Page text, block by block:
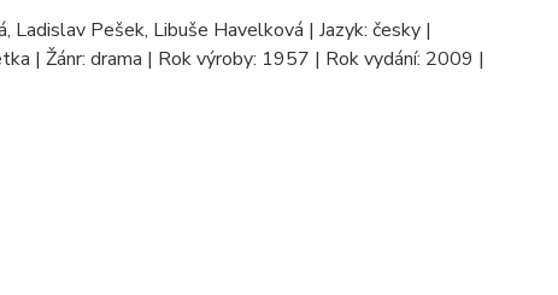
Ladislav Pešek, Libuše Havelková | Jazyk: česky |
| Žánr: drama | Rok výroby: 1957 | Rok vydání: 2009 |